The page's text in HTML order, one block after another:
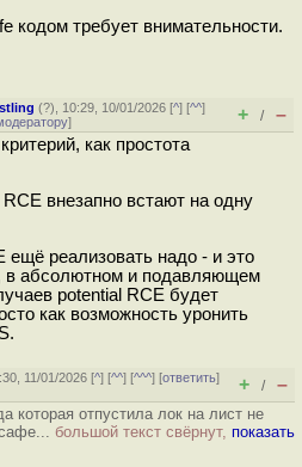
кодом требует внимательности.
(?), 10:29, 10/01/2026 [^] [^^]
] + / –
как простота
внезапно встают на одну
ещё реализовать надо - и это
в абсолютном и подавляющем
potential RCE будет
как возможность уронить
11/01/2026 [^] [^^] [^^^] [ответить]
+ / –
которая отпустила лок на лист не
большой текст свёрнут, показать